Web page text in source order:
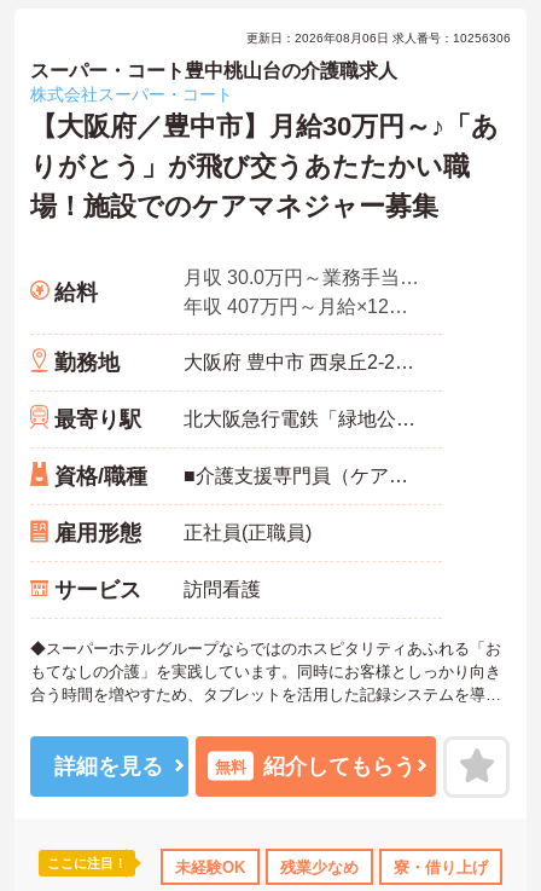
更新日：2026年08月06日 求人番号：10256306
スーパー・コート豊中桃山台の介護職求人
株式会社スーパー・コート
【大阪府／豊中市】月給30万円～♪「あ
りがとう」が飛び交うあたたかい職
場！施設でのケアマネジャー募集
給料
月収 30.0万円～業務手当＋職務手当＋資格手当を含む
年収 407万円～月給×12ヶ月＋賞与
勤務地 大阪府 豊中市 西泉丘2-2451
最寄り駅 北大阪急行電鉄「緑地公園駅」徒歩18分
資格/職種 ■介護支援専門員（ケアマネジャー） ※経験不問、介護支援専門員業務経験あれば尚可 ※ブランク可
雇用形態 正社員(正職員)
サービス 訪問看護
◆スーパーホテルグループならではのホスピタリティあふれる「お
もてなしの介護」を実践しています。同時にお客様としっかり向き
合う時間を増やすため、タブレットを活用した記録システムを導入
寄り添えるやりがいのあるお仕事です。
◆部署や施設を超えてスタッフ同士で「ありがとう」のバッジを送
り合える「サンクスバッジ」制度があります。社内全体で毎月1万50
ので、壁にぶつかっても安心して相談できるあたたかい雰囲気で
す。
詳細を見る 無料 紹介してもらう
ここに注目！ 未経験OK 残業少なめ 寮・借り上げ